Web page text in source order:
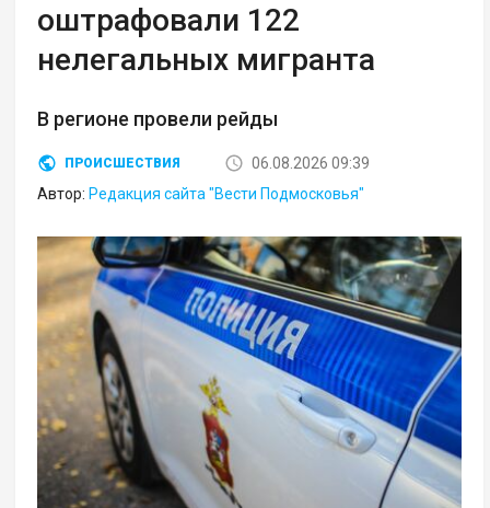
оштрафовали 122
нелегальных мигранта
В регионе провели рейды
ПРОИСШЕСТВИЯ
06.08.2026 09:39
Автор: Редакция сайта "Вести Подмосковья"